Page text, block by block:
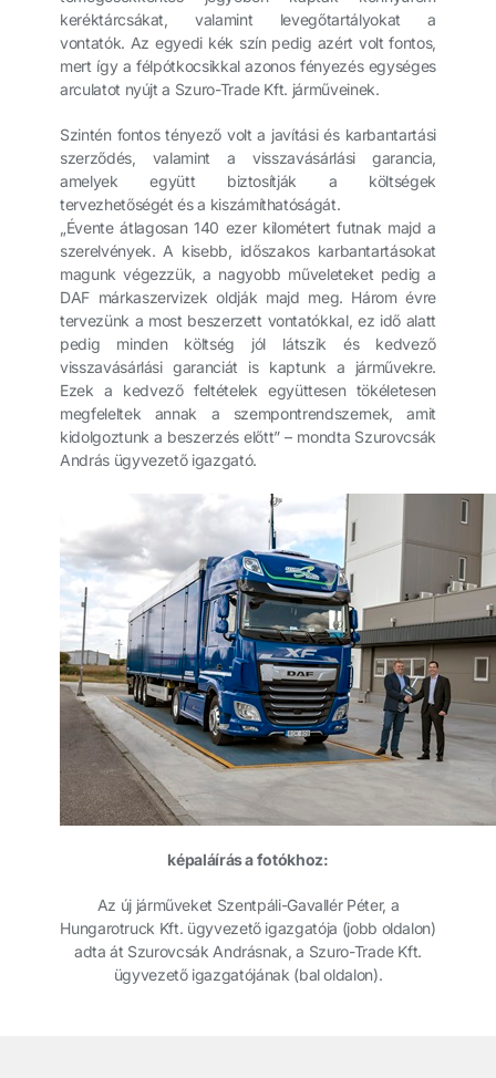
keréktárcsákat, valamint levegőtartályokat a
vontatók. Az egyedi kék szín pedig azért volt fontos,
mert így a félpótkocsikkal azonos fényezés egységes
arculatot nyújt a Szuro-Trade Kft. járműveinek.
Szintén fontos tényező volt a javítási és karbantartási
szerződés, valamint a visszavásárlási garancia,
amelyek együtt biztosítják a költségek
tervezhetőségét és a kiszámíthatóságát.
„Évente átlagosan 140 ezer kilométert futnak majd a
szerelvények. A kisebb, időszakos karbantartásokat
magunk végezzük, a nagyobb műveleteket pedig a
DAF márkaszervizek oldják majd meg. Három évre
tervezünk a most beszerzett vontatókkal, ez idő alatt
pedig minden költség jól látszik és kedvező
visszavásárlási garanciát is kaptunk a járművekre.
Ezek a kedvező feltételek együttesen tökéletesen
megfeleltek annak a szempontrendszernek, amit
kidolgoztunk a beszerzés előtt” – mondta Szurovcsák
András ügyvezető igazgató.
képaláírás a fotókhoz:
Az új járműveket Szentpáli-Gavallér Péter, a
Hungarotruck Kft. ügyvezető igazgatója (jobb oldalon)
adta át Szurovcsák Andrásnak, a Szuro-Trade Kft.
ügyvezető igazgatójának (bal oldalon).